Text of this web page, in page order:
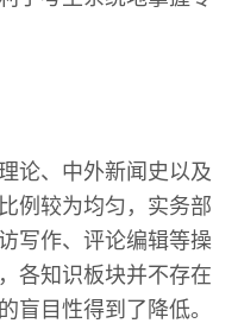
论、中外新闻史以及
例较为均匀，实务部
写作、评论编辑等操
各知识板块并不存在
盲目性得到了降低。